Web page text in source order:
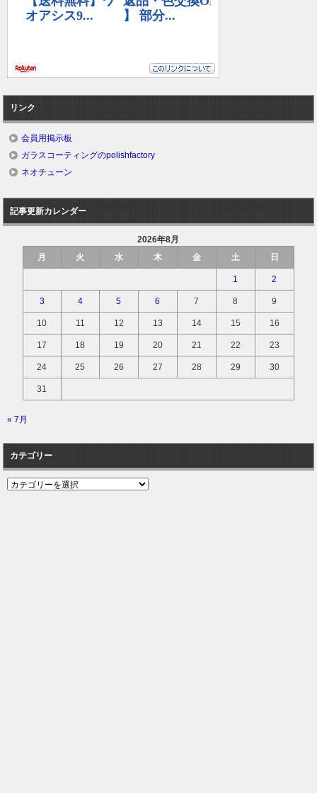
リンク
会員用掲示板
ガラスコーティングのpolishfactory
ネオチューン
記事更新カレンダー
2026年8月
月
火 水 木 金 土 日
1 2
3 4 5 6 7 8 9
10 11 12 13 14 15 16
17 18 19 20 21 22 23
24 25 26 27 28 29 30
31
« 7月
カテゴリー
カ